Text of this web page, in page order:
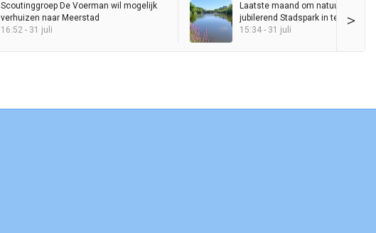
>
Scoutinggroep De Voerman wil mogelijk
verhuizen naar Meerstad
16:52 - 31 juli
Laatste maand om natuurfoto’s
jubilerend Stadspark in te sturen
wedstrijd
15:34 - 31 juli